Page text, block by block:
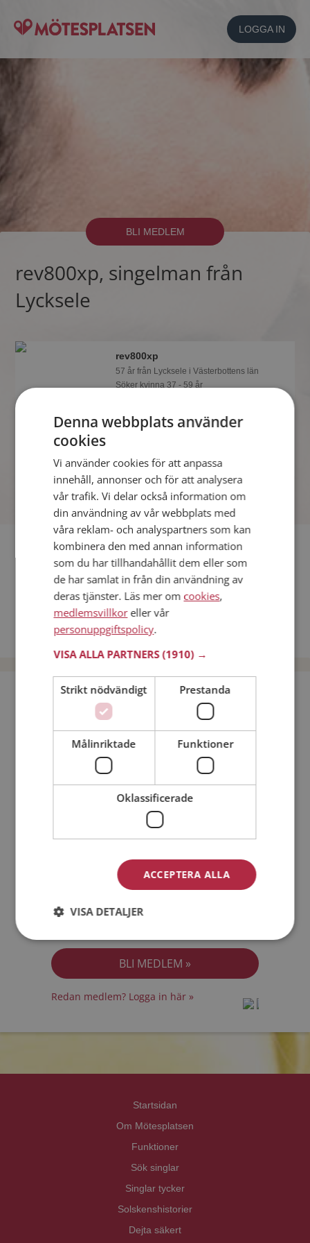
LOGGA IN
BLI MEDLEM
rev800xp, singelman från
Lycksele
rev800xp
57 år från Lycksele i Västerbottens län
Söker kvinna 37 - 59 år
medlem på Mötesplatsen får du reda
på alla möjliga detaljer om alla
Fler singlar
Fler singelmän från Lycksele: Bubbros 74,Magnus
Kvinnor från Lycksele
Dejta kvinnor i Sverige
Dejta män i Sverige
Bli medlem utan kostnad!
Jag är en: Man Kvinna
Min ålder:
Jag accepterarMedlemsvillkoren
Redan medlem? Logga in här »
Startsidan
Om Mötesplatsen
Funktioner
Sök singlar
Singlar tycker
Solskenshistorier
Dejta säkert
Denna webbplats använder
cookies
Vi använder cookies för att anpassa
innehåll, annonser och för att analysera
vår trafik. Vi delar också information om
din användning av vår webbplats med
våra reklam- och analyspartners som kan
kombinera den med annan information
som du har tillhandahållit dem eller som
de har samlat in från din användning av
deras tjänster. Läs mer om cookies,
medlemsvillkoreller vår
personuppgiftspolicy.
VISA ALLA PARTNERS(1910) →
Strikt nödvändigt Prestanda
Målinriktade Funktioner
Oklassificerade
ACCEPTERA ALLA
VISA DETALJER